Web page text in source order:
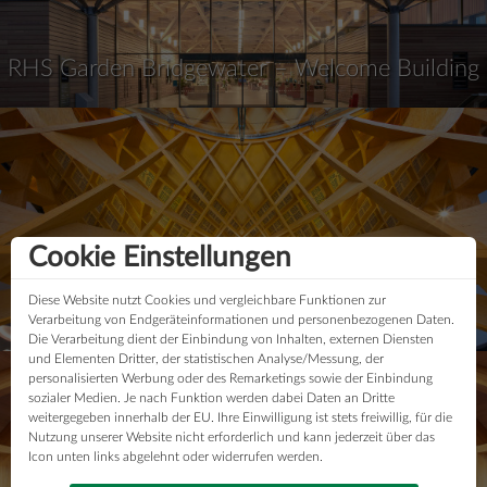
RHS Garden Bridgewater – Welcome Building
Bunjil Place
Cookie Einstellungen
Diese Website nutzt Cookies und vergleichbare Funktionen zur
Verarbeitung von Endgeräteinformationen und personenbezogenen Daten.
Die Verarbeitung dient der Einbindung von Inhalten, externen Diensten
und Elementen Dritter, der statistischen Analyse/Messung, der
personalisierten Werbung oder des Remarketings sowie der Einbindung
sozialer Medien. Je nach Funktion werden dabei Daten an Dritte
weitergegeben innerhalb der EU. Ihre Einwilligung ist stets freiwillig, für die
Nutzung unserer Website nicht erforderlich und kann jederzeit über das
Icon unten links abgelehnt oder widerrufen werden.